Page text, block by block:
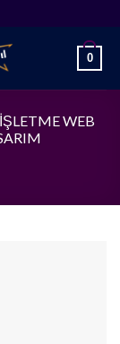
0
WEB